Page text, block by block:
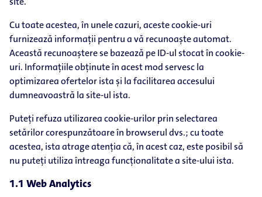
Cu toate acestea, în unele cazuri, aceste cookie-uri
furnizează informații pentru a vă recunoaște automat.
Această recunoaștere se bazează pe ID-ul stocat în cookie-
uri. Informațiile obținute în acest mod servesc la
optimizarea ofertelor ista și la facilitarea accesului
dumneavoastră la site-ul ista.
Puteți refuza utilizarea cookie-urilor prin selectarea
setărilor corespunzătoare în browserul dvs.; cu toate
acestea, ista atrage atenția că, în acest caz, este posibil să
nu puteți utiliza întreaga funcționalitate a site-ului ista.
1.1 Web Analytics